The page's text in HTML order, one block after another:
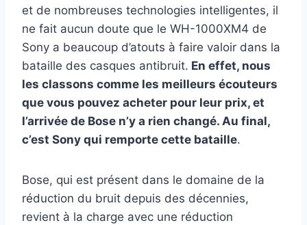
et de nombreuses technologies intelligentes, il
ne fait aucun doute que le WH-1000XM4 de
Sony a beaucoup d’atouts à faire valoir dans la
bataille des casques antibruit. En effet, nous
les classons comme les meilleurs écouteurs
que vous pouvez acheter pour leur prix, et
l’arrivée de Bose n’y a rien changé. Au final,
c’est Sony qui remporte cette bataille.
Bose, qui est présent dans le domaine de la
réduction du bruit depuis des décennies,
revient à la charge avec une réduction